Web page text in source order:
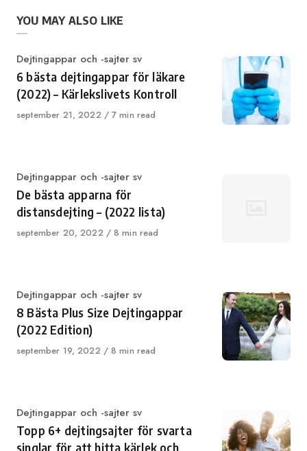
YOU MAY ALSO LIKE
Category
Dejtingappar och -sajter sv
6 bästa dejtingappar för läkare
(2022) – Kärlekslivets Kontroll
Published
september 21, 2022 7 min read
Category
Dejtingappar och -sajter sv
De bästa apparna för
distansdejting – (2022 lista)
Published
september 20, 2022 8 min read
Category
Dejtingappar och -sajter sv
8 Bästa Plus Size Dejtingappar
(2022 Edition)
Published
september 19, 2022 8 min read
Category
Dejtingappar och -sajter sv
Topp 6+ dejtingsajter för svarta
singlar för att hitta kärlek och